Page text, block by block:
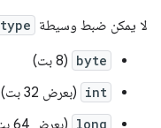
لا يمكن ضبط وسيطة type
byte (8 بت)
int (بعرض 32 بت)
long (بعرض 64 بت)